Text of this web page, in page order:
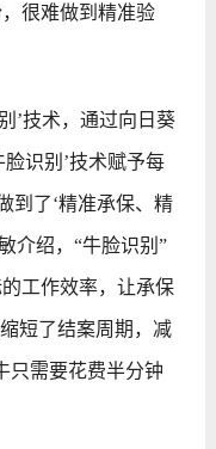
很难做到精准验
技术，通过向日葵
识别’技术赋予每
到了‘精准承保、精
介绍，“牛脸识别”
工作效率，让承保
短了结案周期，减
只需要花费半分钟